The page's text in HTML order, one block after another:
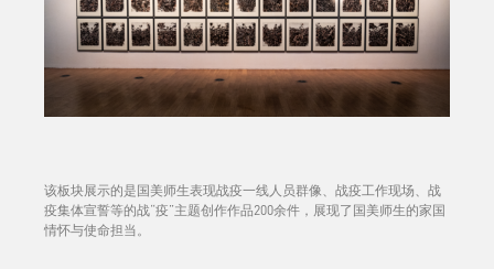
该板块展示的是国美师生表现战疫一线人员群像、战疫工作现场、战
疫集体宣誓等的战“疫”主题创作作品200余件，展现了国美师生的家国
情怀与使命担当。